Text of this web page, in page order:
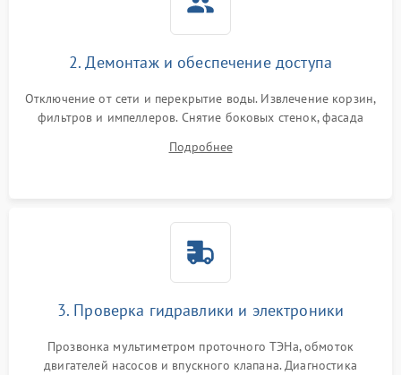
2. Демонтаж и обеспечение доступа
Отключение от сети и перекрытие воды. Извлечение корзин,
фильтров и импеллеров. Снятие боковых стенок, фасада
циркуляционному насосу, ТЭНу и сливной помпе.
Подробнее
3. Проверка гидравлики и электроники
Прозвонка мультиметром проточного ТЭНа, обмоток
двигателей насосов и впускного клапана. Диагностика